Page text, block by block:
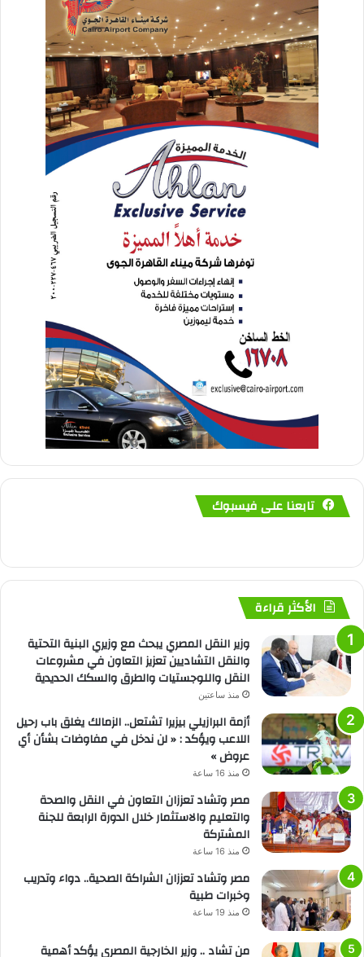
تابعنا على فيسبوك
الأكثر قراءة
وزير النقل المصري يبحث مع وزيري البنية التحتية
والنقل التشاديين تعزيز التعاون في مشروعات
النقل واللوجستيات والطرق والسكك الحديدية
منذ ساعتين
أزمة البرازيلي بيزيرا تشتعل.. الزمالك يغلق باب رحيل
اللاعب ويؤكد : « لن ندخل في مفاوضات بشأن أي
عروض »
منذ 16 ساعة
مصر وتشاد تعززان التعاون في النقل والصحة
والتعليم والاستثمار خلال الدورة الرابعة للجنة
المشتركة
منذ 16 ساعة
مصر وتشاد تعززان الشراكة الصحية.. دواء وتدريب
وخبرات طبية
منذ 19 ساعة
من تشاد .. وزير الخارجية المصري يؤكد أهمية